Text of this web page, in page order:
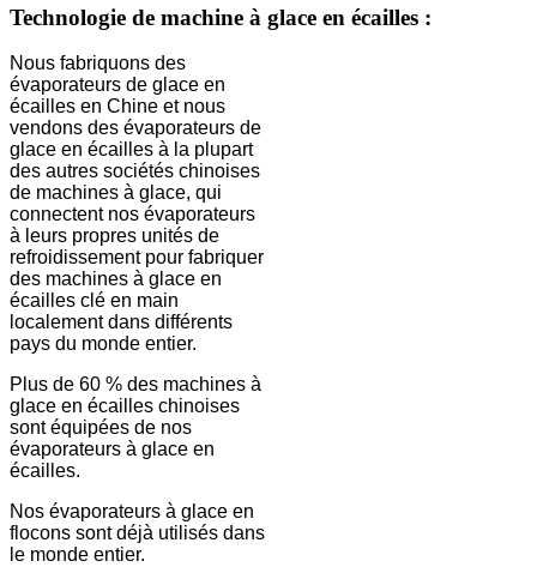
Technologie de machine à glace en écailles :
Nous fabriquons des
évaporateurs de glace en
écailles en Chine et nous
vendons des évaporateurs de
glace en écailles à la plupart
des autres sociétés chinoises
de machines à glace, qui
connectent nos évaporateurs
à leurs propres unités de
refroidissement pour fabriquer
des machines à glace en
écailles clé en main
localement dans différents
pays du monde entier.
Plus de 60 % des machines à
glace en écailles chinoises
sont équipées de nos
évaporateurs à glace en
écailles.
Nos évaporateurs à glace en
flocons sont déjà utilisés dans
le monde entier.